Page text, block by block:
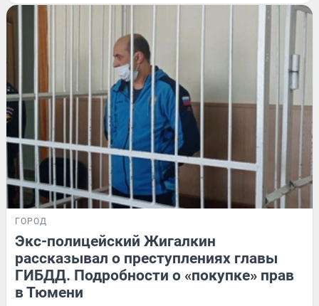
ГОРОД
Экс-полицейский Жигалкин
рассказывал о преступлениях главы
ГИБДД. Подробности о «покупке» прав
в Тюмени